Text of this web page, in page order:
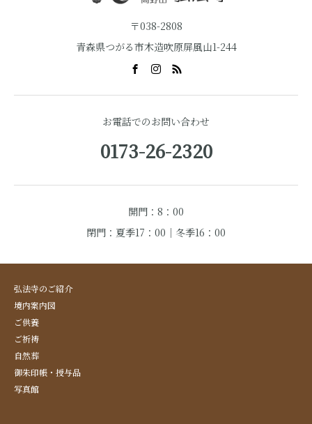
〒038-2808
青森県つがる市木造吹原屏風山1-244
お電話でのお問い合わせ
0173-26-2320
開門：8：00
閉門：夏季17：00｜冬季16：00
弘法寺のご紹介
境内案内図
ご供養
ご祈祷
自然葬
御朱印帳・授与品
写真館